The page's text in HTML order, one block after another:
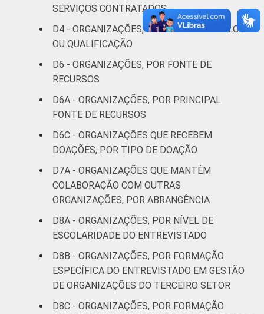
Habitação e
meio ambiente
Outros 11
Fonte: CGI.br/NIC.br, Centro Regional de
Estudos para o Desenvolvimento da
Sociedade da Informação (Cetic.br),
Pesquisa sobre o uso das tecnologias de
informação e comunicação nas organizações
sem fins lucrativos brasileiras - TIC
Organizações Sem Fins Lucrativos 2022.
SERVIÇOS CONTRATADOS
D4 - ORGANIZAÇÕES, POR TIPO DE TÍTULO
OU QUALIFICAÇÃO
D6 - ORGANIZAÇÕES, POR FONTE DE
RECURSOS
D6A - ORGANIZAÇÕES, POR PRINCIPAL
FONTE DE RECURSOS
D6C - ORGANIZAÇÕES QUE RECEBEM
DOAÇÕES, POR TIPO DE DOAÇÃO
D7A - ORGANIZAÇÕES QUE MANTÊM
COLABORAÇÃO COM OUTRAS
ORGANIZAÇÕES, POR ABRANGÊNCIA
D8A - ORGANIZAÇÕES, POR NÍVEL DE
ESCOLARIDADE DO ENTREVISTADO
D8B - ORGANIZAÇÕES, POR FORMAÇÃO
ESPECÍFICA DO ENTREVISTADO EM GESTÃO
DE ORGANIZAÇÕES DO TERCEIRO SETOR
D8C - ORGANIZAÇÕES, POR FORMAÇÃO